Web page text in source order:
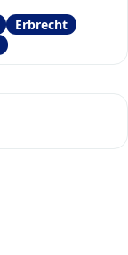
Erbrecht